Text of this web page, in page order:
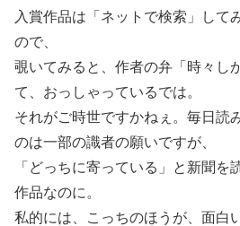
入賞作品は「ネットで検索」して
ので、
覗いてみると、作者の弁「時々し
て、おっしゃっているでは。
それがご時世ですかねぇ。毎日読
のは一部の識者の願いですが、
「どっちに寄っている」と新聞を
作品なのに。
私的には、こっちのほうが、面白